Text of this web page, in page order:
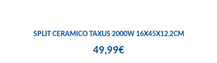
SPLIT CERAMICO TAXUS 2000W 16X45X12.2CM
49,99€